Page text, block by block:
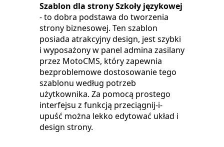
Szablon dla strony Szkoły językowej
- to dobra podstawa do tworzenia
strony biznesowej. Ten szablon
posiada atrakcyjny design, jest szybki
i wyposażony w panel admina zasilany
przez MotoCMS, który zapewnia
bezproblemowe dostosowanie tego
szablonu według potrzeb
użytkownika. Za pomocą prostego
interfejsu z funkcją przeciągnij-i-
upuść można lekko edytować układ i
design strony.